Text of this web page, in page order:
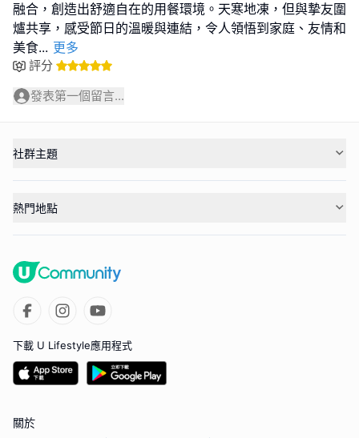
融合，創造出舒適自在的用餐環境。天寒地凍，但與摯友圍
爐共享，感受節日的溫暖與連結，令人領悟到家庭、友情和
美食... 更多
評分
發表第一個留言...
社群主題
熱門地點
下載 U Lifestyle應用程式
關於